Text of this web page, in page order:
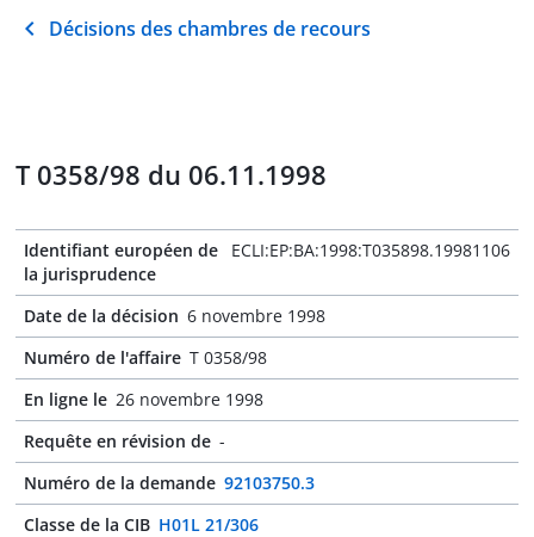
Décisions des chambres de recours
T 0358/98 du 06.11.1998
Identifiant européen de
la jurisprudence
ECLI:EP:BA:1998:T035898.19981106
Date de la décision 6 novembre 1998
Numéro de l'affaire T 0358/98
En ligne le 26 novembre 1998
Requête en révision de -
Numéro de la demande 92103750.3
Classe de la CIB H01L 21/306